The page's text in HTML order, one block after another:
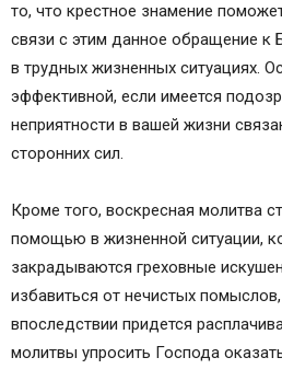
Воскресная молитва
«Да воскреснет Бог»
Текст полной молитвы «Да
Краткий вариант молитвы
О чем просят Бога этими
В чем суть молитвы «Да
Воскресная молитва Иисусу
Пресвятой Богородице
Иисусу Христу
Пресвятой Богородице
О чем просят в мольбах в
обращаясь к святым?
то, что крестное знамение
связи с этим данное обращение к
в трудных жизненных ситуациях.
эффективной, если имеется
неприятности в вашей жизни
сторонних сил.
Кроме того, воскресная молитва
помощью в жизненной ситуации,
закрадываются греховные
избавиться от нечистых
впоследствии придется
молитвы упросить Господа